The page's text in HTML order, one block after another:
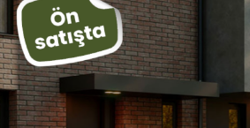
722 m² arsa
sahiptir.
3 bodrum, 1